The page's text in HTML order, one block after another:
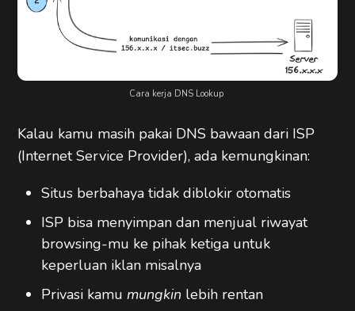
Cara kerja DNS Lookup
Kalau kamu masih pakai DNS bawaan dari ISP
(Internet Service Provider), ada kemungkinan:
Situs berbahaya tidak diblokir otomatis
ISP bisa menyimpan dan menjual riwayat
browsing-mu ke pihak ketiga untuk
keperluan iklan misalnya
Privasi kamumungkin lebih rentan